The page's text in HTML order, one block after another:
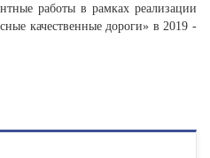
работы в рамках реализации
качественные дороги» в 2019 -